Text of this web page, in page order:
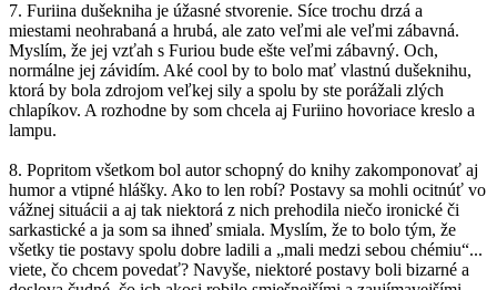
7. Furiina dušekniha je úžasné stvorenie. Síce trochu drzá a
miestami neohrabaná a hrubá, ale zato veľmi ale veľmi zábavná.
Myslím, že jej vzťah s Furiou bude ešte veľmi zábavný. Och,
normálne jej závidím. Aké cool by to bolo mať vlastnú dušeknihu,
ktorá by bola zdrojom veľkej sily a spolu by ste porážali zlých
chlapíkov. A rozhodne by som chcela aj Furiino hovoriace kreslo a
lampu.
8. Popritom všetkom bol autor schopný do knihy zakomponovať aj
humor a vtipné hlášky. Ako to len robí? Postavy sa mohli ocitnúť vo
vážnej situácii a aj tak niektorá z nich prehodila niečo ironické či
sarkastické a ja som sa ihneď smiala. Myslím, že to bolo tým, že
všetky tie postavy spolu dobre ladili a „mali medzi sebou chémiu“...
viete, čo chcem povedať? Navyše, niektoré postavy boli bizarné a